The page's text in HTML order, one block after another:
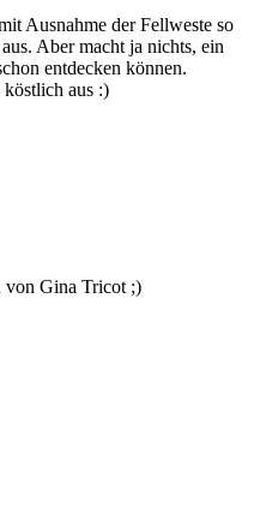
Ausnahme der Fellweste so
Aber macht ja nichts, ein
entdecken können.
aus :)
von Gina Tricot ;)